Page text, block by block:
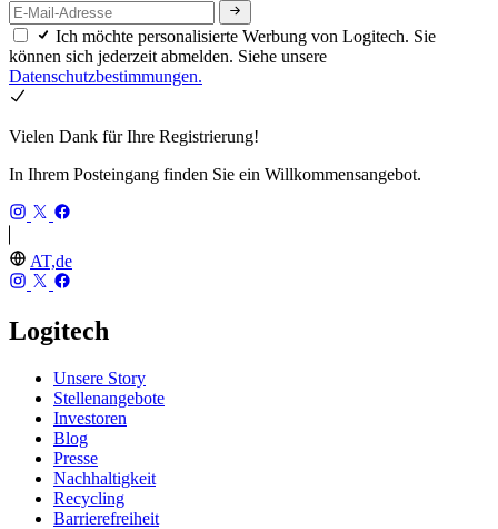
Ich möchte personalisierte Werbung von Logitech. Sie
können sich jederzeit abmelden. Siehe unsere
Datenschutzbestimmungen.
Vielen Dank für Ihre Registrierung!
In Ihrem Posteingang finden Sie ein Willkommensangebot.
AT,de
Logitech
Unsere Story
Stellenangebote
Investoren
Blog
Presse
Nachhaltigkeit
Recycling
Barrierefreiheit